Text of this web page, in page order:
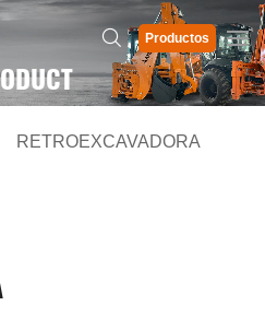
Productos
RETROEXCAVADORA